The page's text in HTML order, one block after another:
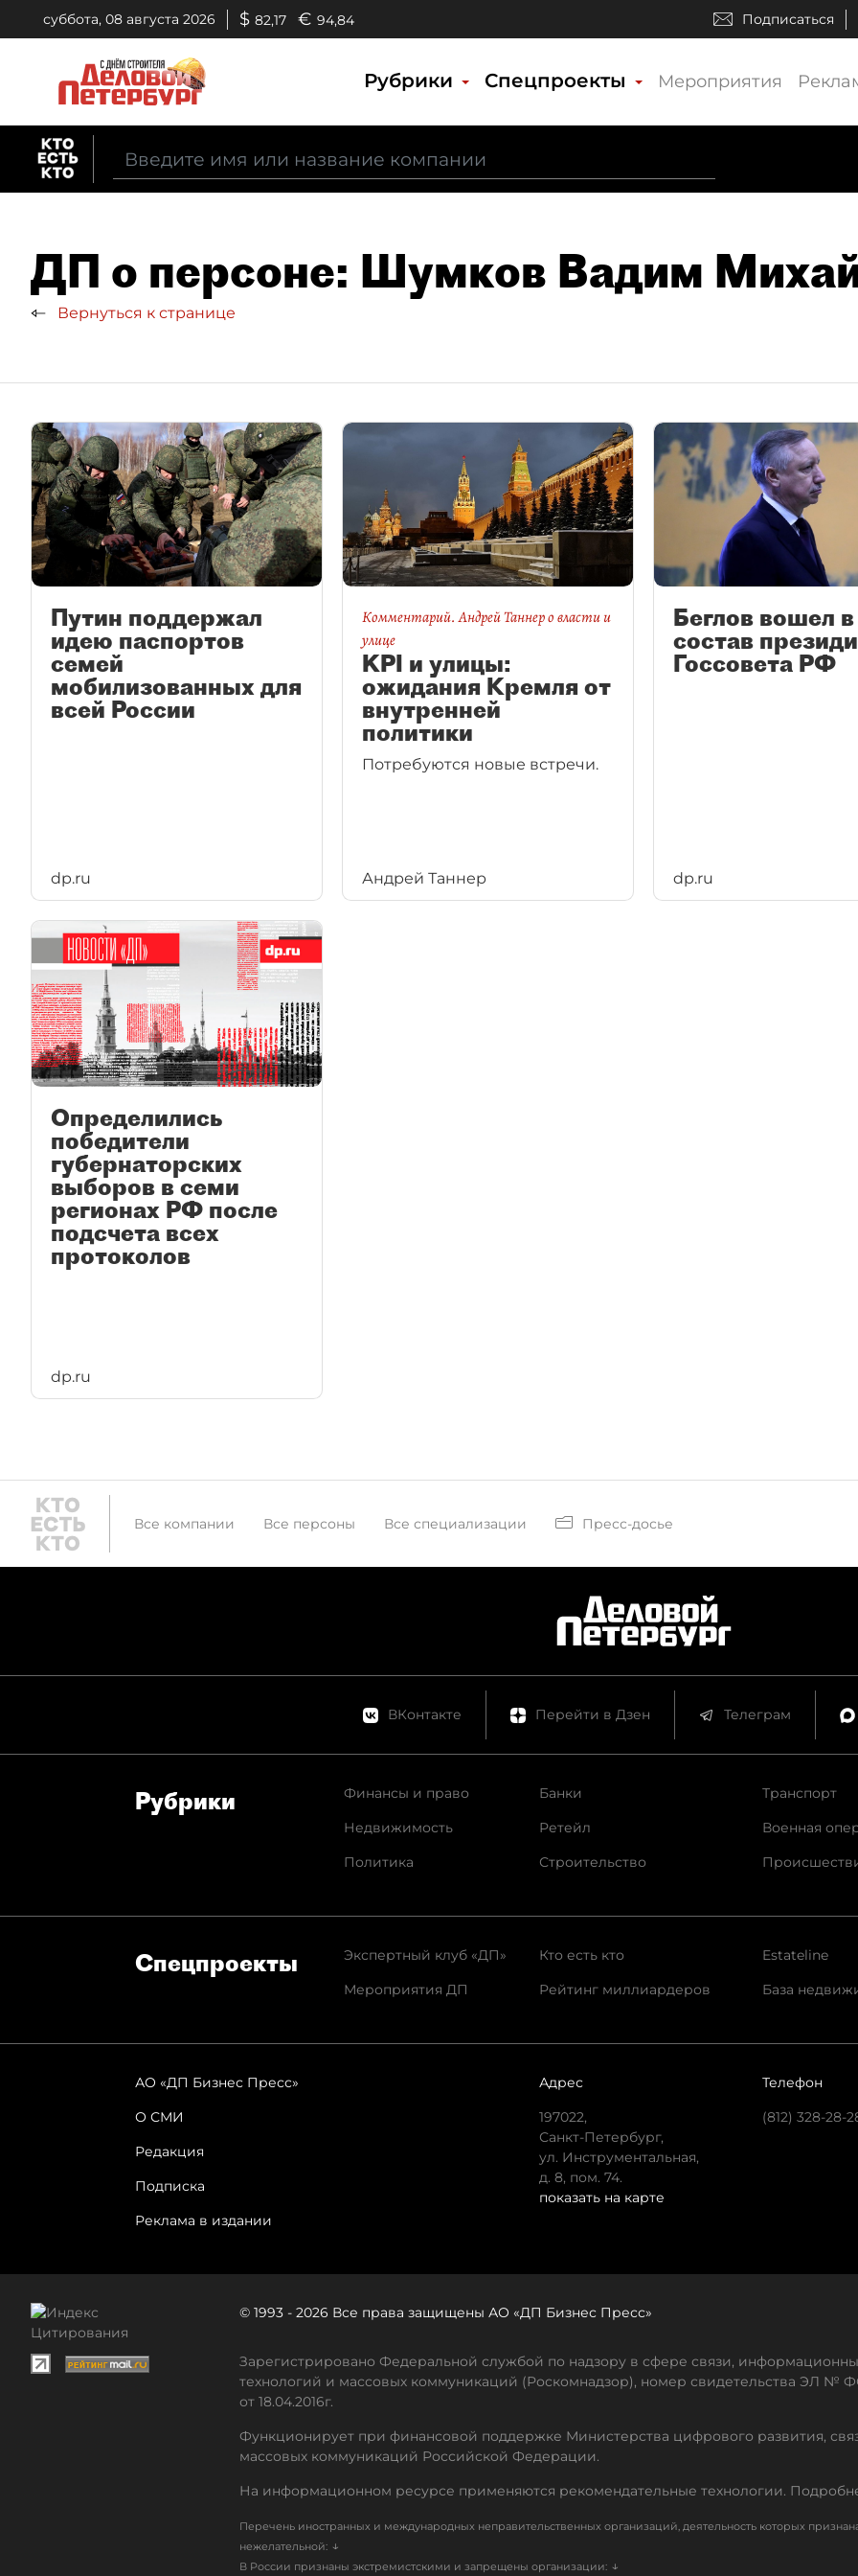
суббота, 08 августа 2026 $ 82,17 € 94,84 Подписаться
Рубрики Спецпроекты Мероприятия
ДП о персоне: Шумков Вадим
Вернуться к странице
Путин поддержал
идею паспортов
семей
мобилизованных для
всей России
dp.ru
Комментарий. Андрей Таннер о власти и
улице
KPI и улицы:
ожидания Кремля от
внутренней
политики
Потребуются новые встречи.
Андрей Таннер
Беглов вошел в
состав
Госсовета РФ
dp.ru
Определились
победители
губернаторских
выборов в семи
регионах РФ после
подсчета всех
протоколов
dp.ru
Все компании Все персоны Все специализации Пресс-досье
ВКонтакте Перейти в Дзен Телеграм
Рубрики
Финансы и право
Недвижимость
Политика
Банки
Ретейл
Строительство
Транспорт
Военная
Спец­проекты
Экспертный клуб «ДП»
Мероприятия ДП
Кто есть кто
Рейтинг миллиардеров
Estateline
База
АО «ДП Бизнес Пресс»
О СМИ
Редакция
Подписка
Реклама в издании
Адрес
197022,
Санкт-Петербург,
ул. Инструментальная,
д. 8, пом. 74.
показать на карте
Телефон
(812) 328-28-
© 1993 - 2026 Все права защищены АО «ДП Бизнес Пресс»
Зарегистрировано Федеральной службой по надзору в сфере связи,
технологий и массовых коммуникаций (Роскомнадзор), номер свидетельства ЭЛ №
от 18.04.2016г.
Функционирует при финансовой поддержке Министерства цифрового развития,
массовых коммуникаций Российской Федерации.
На информационном ресурсе применяются рекомендательные технологии.
Перечень иностранных и международных неправительственных организаций, деятельность которых
нежелательной: ↓
В России признаны экстремистскими и запрещены организации: ↓